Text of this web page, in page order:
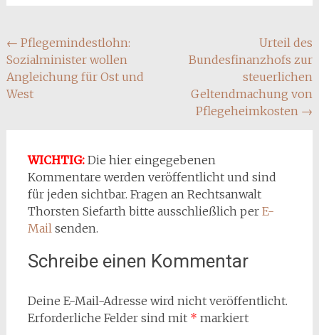
Beitragsnavigation
← Pflegemindestlohn:
Sozialminister wollen
Angleichung für Ost und
West
Urteil des
Bundesfinanzhofs zur
steuerlichen
Geltendmachung von
Pflegeheimkosten →
WICHTIG:Die hier eingegebenen
Kommentare werden veröffentlicht und sind
für jeden sichtbar. Fragen an Rechtsanwalt
Thorsten Siefarth bitte ausschließlich per E-
Mailsenden.
Schreibe einen Kommentar
Deine E-Mail-Adresse wird nicht veröffentlicht.
Erforderliche Felder sind mit * markiert